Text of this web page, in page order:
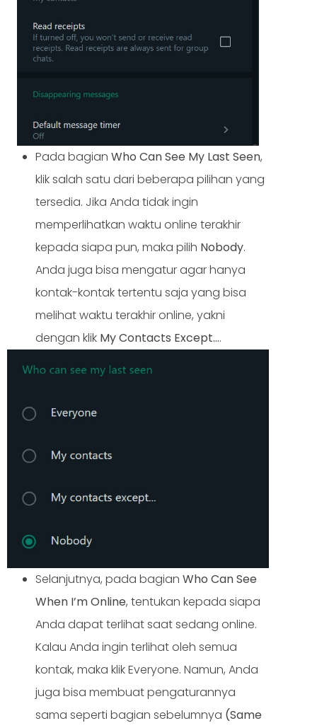
Pada bagian Who Can See My Last Seen,
klik salah satu dari beberapa pilihan yang
tersedia. Jika Anda tidak ingin
memperlihatkan waktu online terakhir
kepada siapa pun, maka pilih Nobody.
Anda juga bisa mengatur agar hanya
kontak-kontak tertentu saja yang bisa
melihat waktu terakhir online, yakni
dengan klik My Contacts Except….
Selanjutnya, pada bagian Who Can See
When I’m Online, tentukan kepada siapa
Anda dapat terlihat saat sedang online.
Kalau Anda ingin terlihat oleh semua
kontak, maka klik Everyone. Namun, Anda
juga bisa membuat pengaturannya
sama seperti bagian sebelumnya (Same